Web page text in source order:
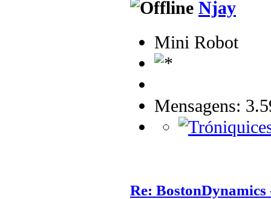
Njay
Mini Robot
Mensagens:
Re: